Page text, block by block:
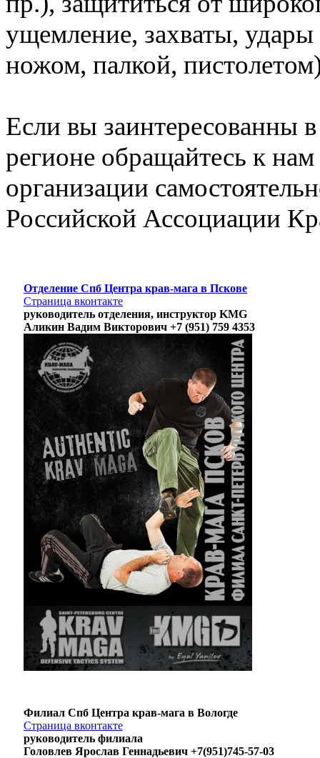
ущемление, захваты,
ножом, палкой,
Если вы заинтересованны
регионе обращайтесь к
организации
Российской Ассоциации
Отделение Спб Центра крав-мага в Пскове
Страница вконтакте
руководитель отделения, инструктор KMG
Аликин Вадим Викторович +7 (951) 759 4353
Филиал Спб Центра крав-мага в Вологде
Страница вконтакте
руководитель филиала
Головлев Ярослав Геннадьевич +7(951)745-57-03